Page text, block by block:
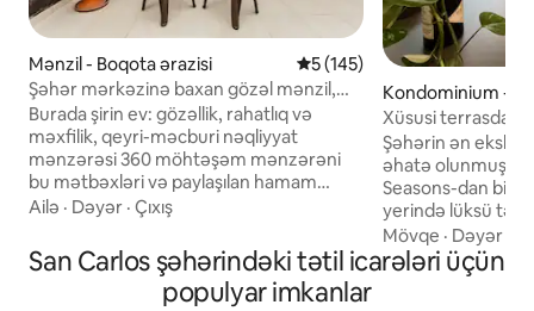
Mənzil - Boqota ərazisi Ortalama reytinq 5/5, 145 rəy
5 (145)
Şəhər mərkəzinə baxan gözəl mənzil,
cakuziyə giriş və bitkilərlə dolu isti terras,
360 dərəcə mənzərə
Burada şirin ev: gözəllik, rahatlıq və
məxfilik, qeyri-məcburi nəqliyyat
mənzərəsi 360 möhtəşəm mənzərəni
bu mətbəxləri və paylaşılan hamam
otaqlarını unudun. Dərhal gördüyünüz
olduğunu hiss edəcəksiniz. Yalnız sizin
üçün cekuzie ilə lüks mənzil terrasında 5
dəfəyə qədər daha çox qənaət edin.
Ailə · Dəyər · Çıxış
Kondominium -
azisi
Xüsusi terrasda Lux apt W
Zona T
Şəhərin ən
əhatə olunmuş
Seasons-dan
yerində lüksü
SELVAGGIO
təchizatlı mətbəxi
Mövqe · Dəyər
San Carlos şəhərindəki tətil icarələri üçün
populyar imkanlar